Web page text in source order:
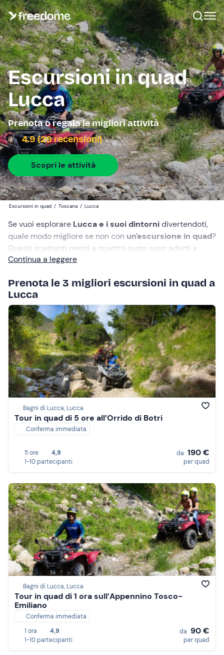
Escursioni in quad
Lucca
Prenota o regala le migliori attività
4.9 (29 recensioni)
Scopri le attività
Escursioni in quad / Toscana / Lucca
Se vuoi esplorare Lucca e i suoi dintornidivertendoti,
quale modo migliore se non con un'escursione in quad?
Questi scattanti mezzi a quattro ruote sono adatti a
qualsiasi tipo di terreno: l'ideale per avventurarsi su
percorsi naturalistici, dalla splendidaBagni di Lucca, in
Val di Lima, ai fitti boschi dell'
Emiliano. Non ti resta che scegliere l'escursione in quad
più adatta a te!
Continua a leggere
Prenota le 3 migliori escursioni in quad a
Lucca
Bagni di Lucca, Lucca
Tour in quad di 5 ore all’Orrido di Botri
Conferma immediata
5 ore
4,9
1-10 partecipanti
da 190 €
per quad
Bagni di Lucca, Lucca
Tour in quad di 1 ora sull’Appennino Tosco-
Emiliano
Conferma immediata
1 ora
4,9
1-10 partecipanti
da 90 €
per quad